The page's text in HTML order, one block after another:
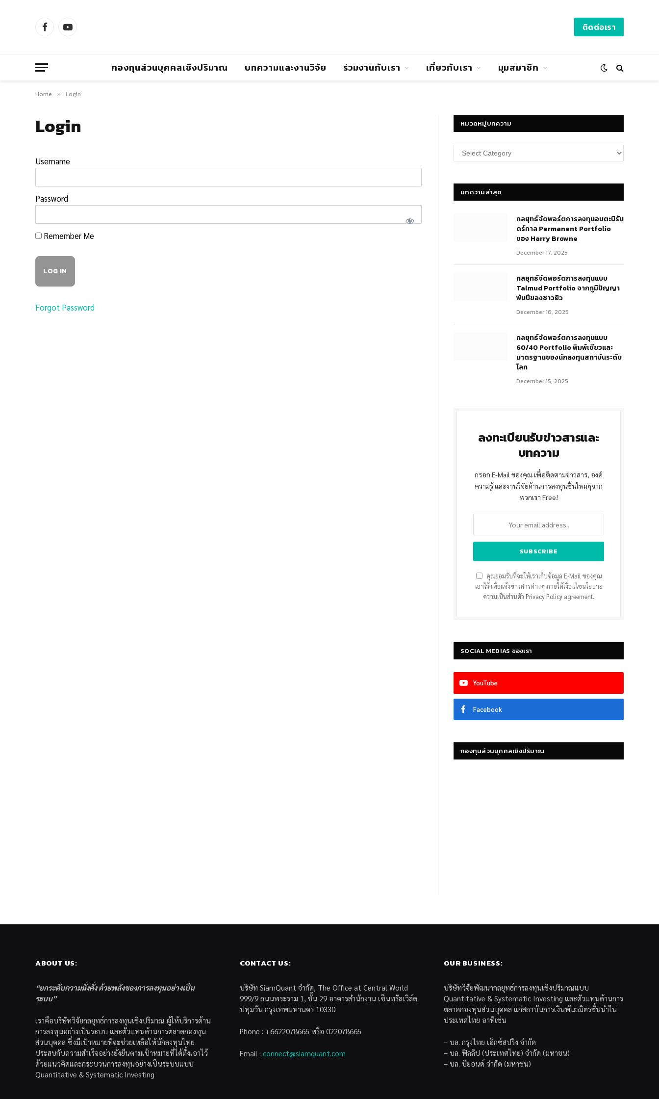
FacebookYouTube ติดต่อเรา
กองทุนส่วนบุคคลเชิงปริมาณ บทความและงานวิจัย ร่วมงานกับเรา เกี่ยวกับเรา มุมสมาชิก
Home » Login
Login
Username
Password
Remember Me
Forgot Password
หมวดหมู่บทความ
หมวด
หมู่
บทความล่าสุด
กลยุทธ์​จัดพอร์ตการลงทุนอมตะนิรัน
ดร์กาล Permanent Portfolio
ของ Harry Browne
December 17, 2025
กลยุทธ์จัดพอร์ตการลงทุนแบบ
Talmud Portfolio จากภูมิปัญญา
พันปีของชาวยิว
December 16, 2025
กลยุทธ์จัดพอร์ตการลงทุนแบบ
60/40 Portfolio พิมพ์เขียวและ
มาตรฐานของนักลงทุนสถาบันระดับ
โลก
December 15, 2025
ลงทะเบียนรับข่าวสารและ
บทความ
กรอก E-Mail ของคุณ เพื่อติดตามข่าวสาร, องค์
ความรู้ และงานวิจัยด้านการลงทุนชิ้นใหม่ๆจาก
พวกเรา Free!
คุณยอมรับที่จะให้เราเก็บข้อมูล E-Mail ของคุณ
เอาไว้ เพื่อแจ้งข่าวสารต่างๆ ภายใต้เงื่อนไขนโยบาย
ความเป็นส่วนตัว Privacy Policy agreement.
SOCIAL MEDIAS ของเรา
YouTube
Facebook
กองทุนส่วนบุคคลเชิงปริมาณ
ABOUT US:
“ยกระดับความมั่งคั่ง ด้วยพลังของการลงทุนอย่างเป็น
ระบบ”
เราคือบริษัทวิจัยกลยุทธ์การลงทุนเชิงปริมาณ ผู้ให้บริการด้าน
การลงทุนอย่างเป็นระบบ และตัวแทนด้านการตลาดกองทุน
ส่วนบุคคล ซึ่งมีเป้าหมายที่จะช่วยเหลือให้นักลงทุนไทย
ประสบกับความสำเร็จอย่างยั่งยืนตามเป้าหมายที่ได้ตั้งเอาไว้
ด้วยแนวคิดและกระบวนการลงทุนอย่างเป็นระบบแบบ
Quantitative & Systematic Investing
CONTACT US:
บริษัท SiamQuant จำกัด, The Office at Central World
999/9 ถนนพระราม 1, ชั้น 29 อาคารสำนักงาน เซ็นทรัลเวิล์ด
ปทุมวัน กรุงเทพมหานคร 10330
Phone : +6622078665 หรือ 022078665
Email : connect@siamquant.com
OUR BUSINESS:
บริษัทวิจัยพัฒนากลยุทธ์การลงทุนเชิงปริมาณแบบ
Quantitative & Systematic Investing และตัวแทนด้านการ
ตลาดกองทุนส่วนบุคคล แก่สถาบันการเงินพันธมิตรชั้นนำใน
ประเทศไทย อาทิเช่น
– บล. กรุงไทย เอ็กซ์สปริง จำกัด
– บล. ฟิลลิป (ประเทศไทย) จำกัด (มหาชน)
– บล. บียอนด์ จำกัด (มหาชน)